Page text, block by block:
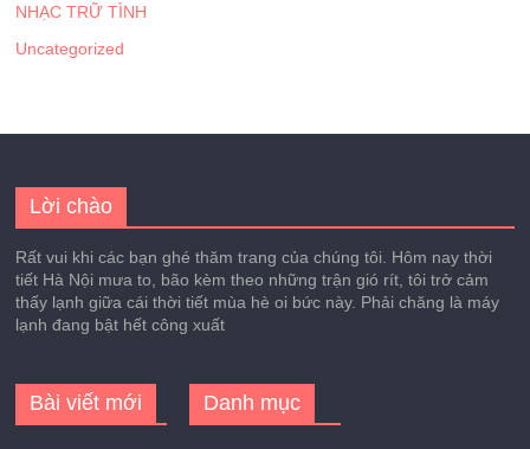
NHẠC TRỮ TÌNH
Uncategorized
Lời chào
Rất vui khi các bạn ghé thăm trang của chúng tôi. Hôm nay thời
tiết Hà Nội mưa to, bão kèm theo những trận gió rít, tôi trở cảm
thấy lạnh giữa cái thời tiết mùa hè oi bức này. Phải chăng là máy
lạnh đang bật hết công xuất
Bài viết mới Danh mục